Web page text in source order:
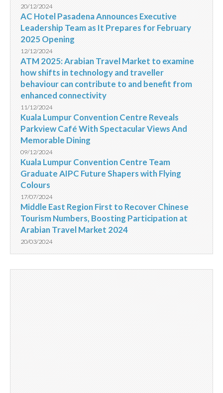
20/12/2024
AC Hotel Pasadena Announces Executive
Leadership Team as It Prepares for February
2025 Opening
12/12/2024
ATM 2025: Arabian Travel Market to examine
how shifts in technology and traveller
behaviour can contribute to and benefit from
enhanced connectivity
11/12/2024
Kuala Lumpur Convention Centre Reveals
Parkview Café With Spectacular Views And
Memorable Dining
09/12/2024
Kuala Lumpur Convention Centre Team
Graduate AIPC Future Shapers with Flying
Colours
17/07/2024
Middle East Region First to Recover Chinese
Tourism Numbers, Boosting Participation at
Arabian Travel Market 2024
20/03/2024